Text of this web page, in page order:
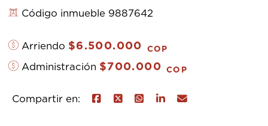
Código inmueble 9887642
Arriendo $6.500.000 COP
Administración $700.000 COP
Compartir en: